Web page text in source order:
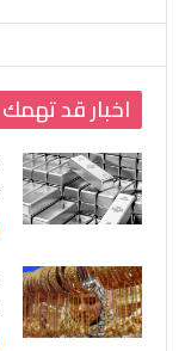
اخبار قد تهمك